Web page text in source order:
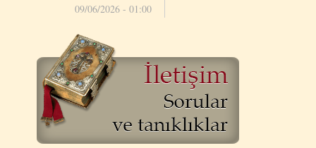
09/06/2026 - 01:00